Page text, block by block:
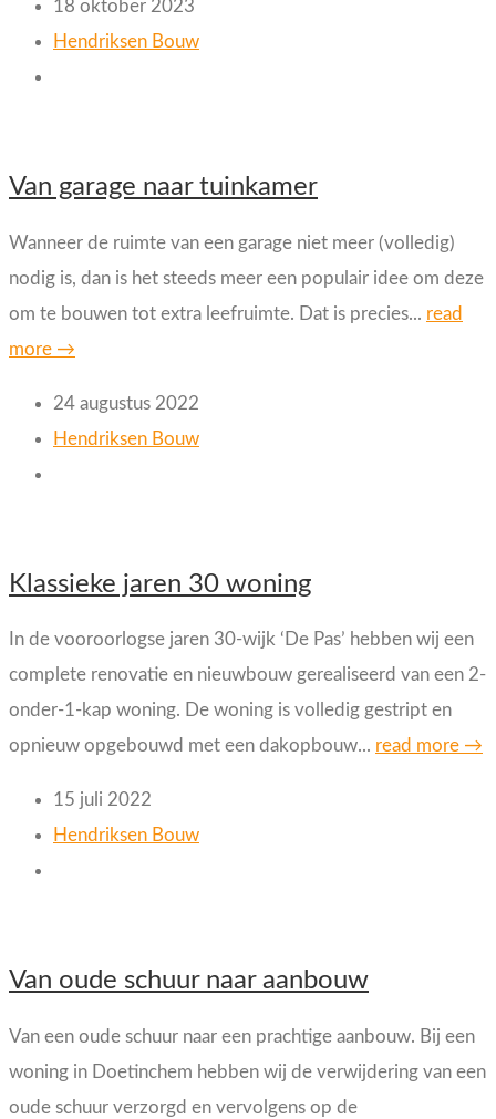
18 oktober 2023
Hendriksen Bouw
Van garage naar tuinkamer
Wanneer de ruimte van een garage niet meer (volledig)
nodig is, dan is het steeds meer een populair idee om deze
om te bouwen tot extra leefruimte. Dat is precies... read
more →
24 augustus 2022
Hendriksen Bouw
Klassieke jaren 30 woning
In de vooroorlogse jaren 30-wijk ‘De Pas’ hebben wij een
complete renovatie en nieuwbouw gerealiseerd van een 2-
onder-1-kap woning. De woning is volledig gestript en
opnieuw opgebouwd met een dakopbouw... read more →
15 juli 2022
Hendriksen Bouw
Van oude schuur naar aanbouw
Van een oude schuur naar een prachtige aanbouw. Bij een
woning in Doetinchem hebben wij de verwijdering van een
oude schuur verzorgd en vervolgens op de